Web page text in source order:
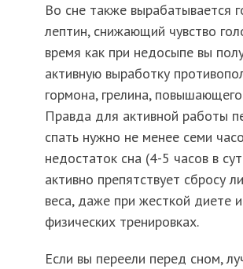
Во сне также вырабатывается
лептин, снижающий чувство
время как при недосыпе вы
активную выработку
гормона, грелина,
Правда для активной работы
спать нужно не менее семи
недостаток сна (4-5 часов в
активно препятствует сбросу
веса, даже при жесткой диете и
физических тренировках.
Если вы переели перед сном,